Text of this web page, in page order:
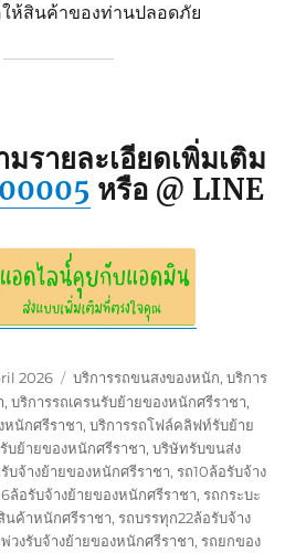
ห้สินค้าของท่านปลอดภัย
รายละเอียดเพิ่มเติม
หรือ @ LINE
2026 Tags
บริการรถขนสงของหนัก,บริการ
,บริการรถเครนรับย้ายของหนักศรีราชา,
หนักศรีราชา,บริการรถโฟล์คลิฟท์รับย้าย
บย้ายของหนักศรีราชา,บริษัทรับขนส่ง
บจ้างย้ายของหนักศรีราชา,รถ10ล้อรับจ้าง
ล้อรับจ้างย้ายของหนักศรีราชา,รถกระบะ
นค้าหนักศรีราชา,รถบรรทุก22ล้อรับจ้าง
วงรับจ้างย้ายของหนักศรีราชา,รถยกของ